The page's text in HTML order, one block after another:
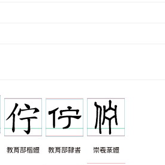
教育部楷體 教育部隸書 崇羲篆體